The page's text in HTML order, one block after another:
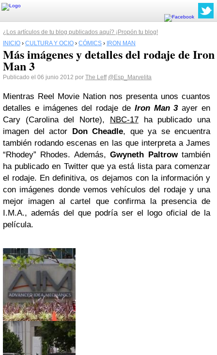
¿Los artículos de tu blog publicados aquí? ¡Propón tu blog!
INICIO › CULTURA Y OCIO › CÓMICS › IRON MAN
Más imágenes y detalles del rodaje de Iron
Man 3
Publicado el 06 junio 2012 por The Leff @Esp_Marvelita
Mientras Reel Movie Nation nos presenta unos cuantos
detalles e imágenes del rodaje de Iron Man 3ayer en
Cary (Carolina del Norte), NBC-17ha publicado una
imagen del actor Don Cheadle, que ya se encuentra
también rodando escenas en las que interpreta a James
“Rhodey” Rhodes. Además,Gwyneth Paltrowtambién
ha publicado en Twitter que ya está lista para comenzar
el rodaje. En definitiva, os dejamos con la información y
con imágenes donde vemos vehículos del rodaje y una
mejor imagen al cartel que confirma la presencia de
I.M.A., además del que podría ser el logo oficial de la
película.